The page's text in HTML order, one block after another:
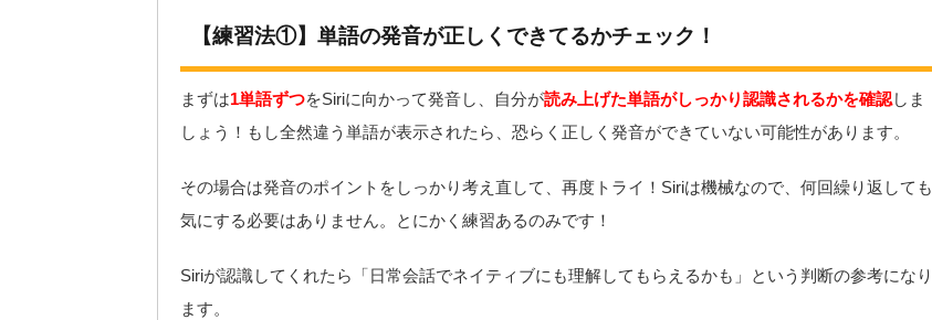
【練習法①】単語の発音が正しくできてるかチェック！
まずは1単語ずつをSiriに向かって発音し、自分が読み上げた単語がしっかり認識されるかを確認しま
しょう！もし全然違う単語が表示されたら、恐らく正しく発音ができていない可能性があります。
その場合は発音のポイントをしっかり考え直して、再度トライ！Siriは機械なので、何回繰り返しても
気にする必要はありません。とにかく練習あるのみです！
Siriが認識してくれたら「日常会話でネイティブにも理解してもらえるかも」という判断の参考になり
ます。